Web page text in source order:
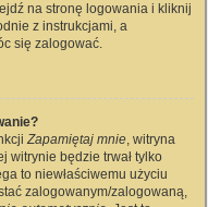
na stronę logowania i kliknij
z instrukcjami, a
się zalogować.
Zapamiętaj mnie, witryna
witrynie będzie trwał tylko
to niewłaściwemu użyciu
zalogowanym/zalogowaną,